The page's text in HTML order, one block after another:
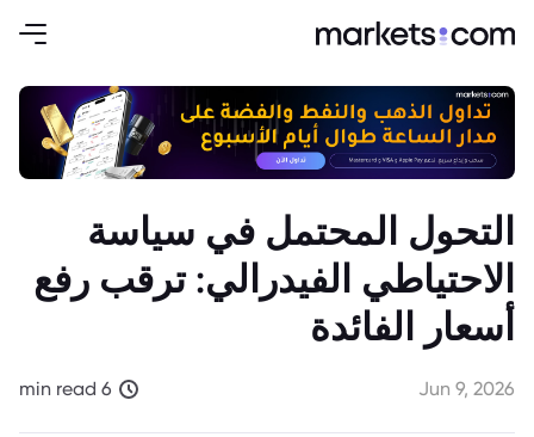
التحول المحتمل في سياسة
الاحتياطي الفيدرالي: ترقب رفع
أسعار الفائدة
Jun 9, 2026
6 min read